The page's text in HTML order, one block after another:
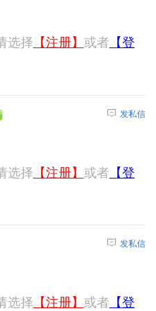
选择 【注册】 或者 【登
发私信
选择 【注册】 或者 【登
发私信
选择 【注册】 或者 【登